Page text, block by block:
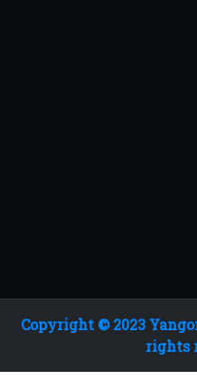
Copyright © 2023
rights